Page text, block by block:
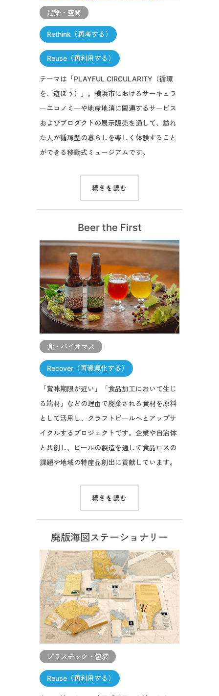
建築・空間
Rethink（再考する）
Reuse（再利用する）
テーマは「PLAYFUL CIRCULARITY（循環
を、遊ぼう）」。横浜市におけるサーキュラ
ーエコノミーや地産地消に関連するサービス
およびプロダクトの展示販売を通して、訪れ
た人が循環型の暮らしを楽しく体験すること
ができる移動式ミュージアムです。
続きを読む
Beer the First
食・バイオマス
Recover（再資源化する）
「賞味期限が近い」「食品加工において生じ
る端材」などの理由で廃棄される食材を原料
として活用し、クラフトビールへとアップサ
イクルするプロジェクトです。企業や自治体
と共創し、ビールの製造を通して食品ロスの
課題や地域の特産品創出に貢献しています。
続きを読む
廃版海図ステーショナリー
プラスチック・包装
Reuse（再利用する）